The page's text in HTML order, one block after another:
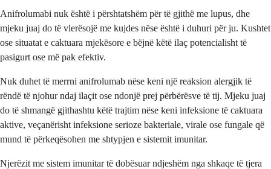
Anifrolumabi nuk është i përshtatshëm për të gjithë me lupus, dhe
mjeku juaj do të vlerësojë me kujdes nëse është i duhuri për ju. Kushtet
ose situatat e caktuara mjekësore e bëjnë këtë ilaç potencialisht të
pasigurt ose më pak efektiv.
Nuk duhet të merrni anifrolumab nëse keni një reaksion alergjik të
rëndë të njohur ndaj ilaçit ose ndonjë prej përbërësve të tij. Mjeku juaj
do të shmangë gjithashtu këtë trajtim nëse keni infeksione të caktuara
aktive, veçanërisht infeksione serioze bakteriale, virale ose fungale që
mund të përkeqësohen me shtypjen e sistemit imunitar.
Njerëzit me sistem imunitar të dobësuar ndjeshëm nga shkaqe të tjera